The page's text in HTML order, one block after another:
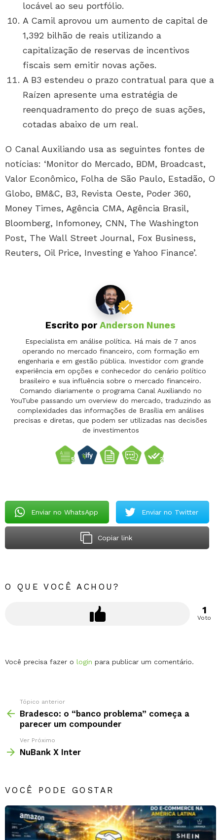
locável ao seu portfólio.
A Camil aprovou um aumento de capital de
1,392 bilhão de reais utilizando a
capitalização de reservas de incentivos
fiscais sem emitir novas ações.
A B3 estendeu o prazo contratual para que a
Raízen apresente uma estratégia de
reenquadramento do preço de suas ações,
cotadas abaixo de um real.
O Canal Auxiliando usa as seguintes fontes de
notícias: ‘Monitor do Mercado, BDM, Broadcast,
Valor Econômico, Folha de São Paulo, Estadão, O
Globo, BM&C, B3, Revista Oeste, Poder 360,
Money Times, Agência CMA, Agência Brasil,
Bloomberg, Infomoney, CNN, The Washington
Post, The Wall Street Journal, Fox Business,
Reuters, Oil Price, Investing e Yahoo Finance’.
Escrito por Anderson Nunes
Especialista em análise política. Há mais de 7 anos
operando no mercado financeiro, com formação em
engenharia e em gestão pública. Investidor com grande
experiência em opções e conhecedor do cenário político
brasileiro e sua influência sobre o mercado financeiro.
Comando diariamente o programa Canal Auxiliando no
YouTube passando um overview do mercado, traduzindo as
complexidades das informações de Brasília em análises
precisas e diretas, que podem ser utilizadas nas decisões
de investimentos
Enviar no WhatsApp Enviar no Twitter
Copiar link
O QUE VOCÊ ACHOU?
1
Voto
Deixe
Você precisa fazer o login para publicar um comentário.
Tópico anterior
Bradesco: o “banco problema” começa a
parecer um compounder
Ver Próximo
NuBank X Inter
VOCÊ PODE GOSTAR